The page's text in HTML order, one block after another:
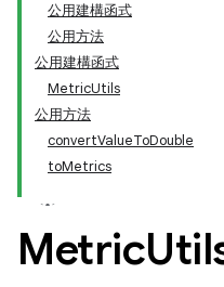
公用建構函式
公用方法
公用建構函式
MetricUtils
公用方法
convertValueToDouble
toMetrics
Metric